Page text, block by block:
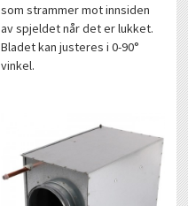
som strammer mot innsiden
av spjeldet når det er lukket.
Bladet kan justeres i 0-90°
vinkel.